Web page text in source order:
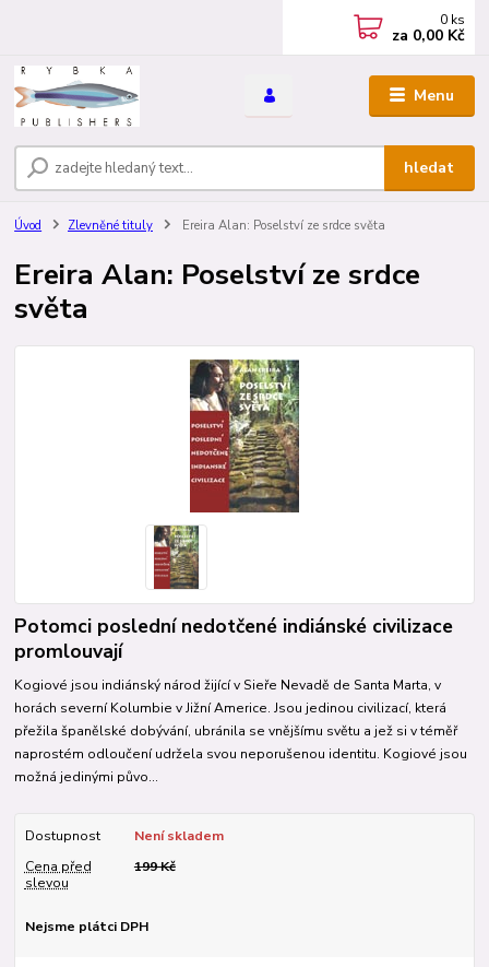
Menu
hledat
0 ks
za 0,00 Kč
Úvod Zlevněné tituly Ereira Alan: Poselství ze srdce světa
Ereira Alan: Poselství ze srdce
světa
Potomci poslední nedotčené indiánské civilizace
promlouvají
Kogiové jsou indiánský národ žijící v Sieře Nevadě de Santa Marta, v
horách severní Kolumbie v Jižní Americe. Jsou jedinou civilizací, která
přežila španělské dobývání, ubránila se vnějšímu světu a jež si v téměř
naprostém odloučení udržela svou neporušenou identitu. Kogiové jsou
možná jedinými půvo...
Dostupnost
Není skladem
Cena před
slevou
199 Kč
Nejsme plátci DPH